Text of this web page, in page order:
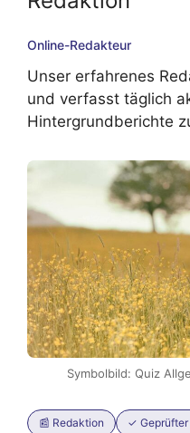
Online-Redakteur
Unser erfahrenes
und verfasst täglich
Hintergrundberichte
Symbolbild: Quiz
📰 Redaktion ✓ Geprüfter